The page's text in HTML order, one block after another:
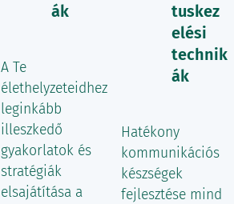
ák
A Te
élethelyzeteidhez
leginkább
illeszkedő
gyakorlatok és
stratégiák
elsajátítása a
tuskez
elési
technik
ák
Hatékony
kommunikációs
készségek
fejlesztése mind